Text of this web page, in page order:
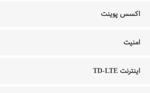
اکسس پوینت
امنیت
اینترنت TD-LTE